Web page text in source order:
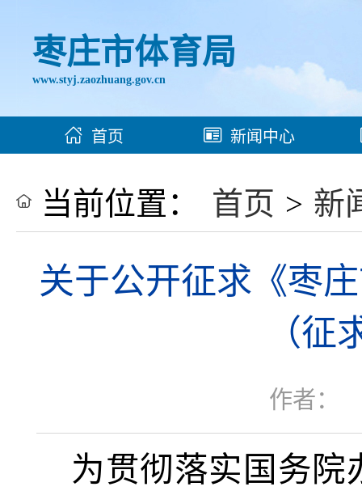
枣庄市体育局
www.styj.zaozhuang.gov.cn
首页 新闻中心
当前位置： 首页 > 新
关于公开征求《枣
（
作者：
为贯彻落实国务院